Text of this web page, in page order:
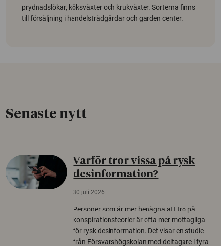
prydnadslökar, köksväxter och krukväxter. Sorterna finns
till försäljning i handelsträdgårdar och garden center.
Senaste nytt
Varför tror vissa på rysk
desinformation?
30 juli 2026
Personer som är mer benägna att tro på
konspirationsteorier är ofta mer mottagliga
för rysk desinformation. Det visar en studie
från Försvarshögskolan med deltagare i fyra